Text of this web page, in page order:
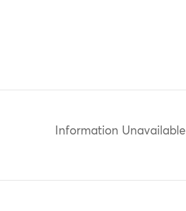
Information Unavailable